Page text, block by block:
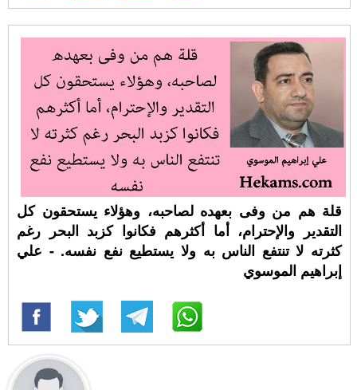
قلة هم من وفى بعهده لصاحبه، وهؤلاء يستحقون كل
التقدير والإحترام، أما أكثرهم فكانوا كزبد البحر رغم
كثرته لا تنتفع الناس به ولا يستطيع نفع نفسه. - علي
إبراهيم الموسوي